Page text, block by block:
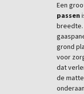
Een
passen
grond
voor
dat
de